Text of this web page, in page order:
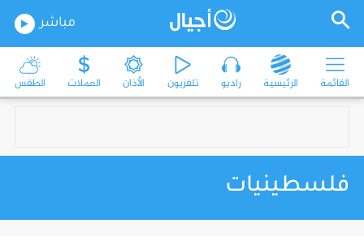
مباشر
القائمة الرئيسية راديو تلفزيون الأذان العملات الطقس
فلسطينيات